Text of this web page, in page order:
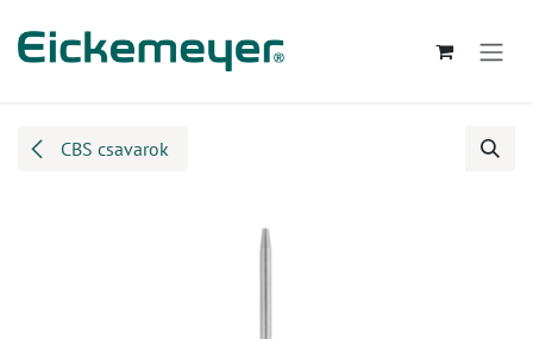
CBS csavarok